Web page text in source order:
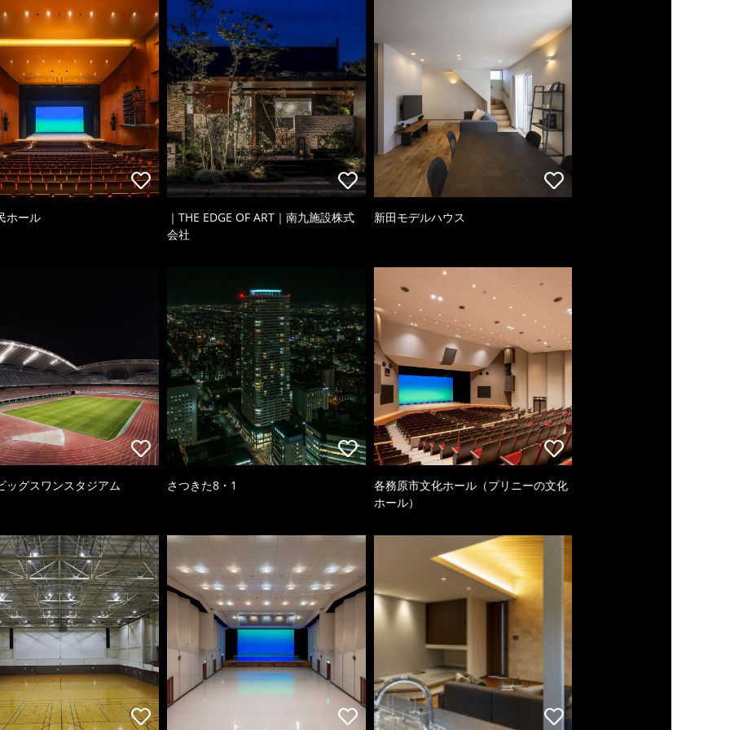
ホール
｜THE EDGE OF ART｜南九施設株式
会社
新田モデルハウス
ッグスワンスタジアム さつきた8・1
各務原市文化ホール（プリニーの文化
ホール）